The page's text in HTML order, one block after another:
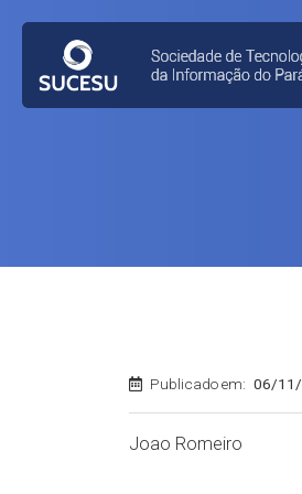
Publicado em: 06/
Joao Romeiro